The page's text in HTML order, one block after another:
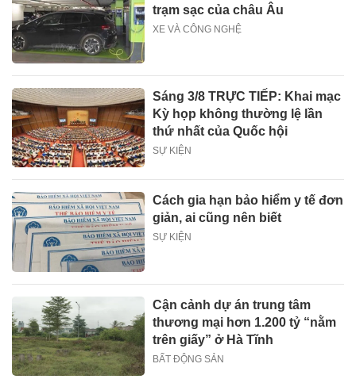
trạm sạc của châu Âu
XE VÀ CÔNG NGHỆ
Sáng 3/8 TRỰC TIẾP: Khai mạc
Kỳ họp không thường lệ lần
thứ nhất của Quốc hội
SỰ KIỆN
Cách gia hạn bảo hiểm y tế đơn
giản, ai cũng nên biết
SỰ KIỆN
Cận cảnh dự án trung tâm
thương mại hơn 1.200 tỷ “nằm
trên giấy” ở Hà Tĩnh
BẤT ĐỘNG SẢN